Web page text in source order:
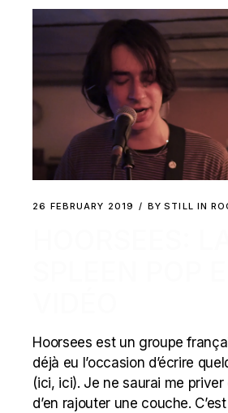
26 FEBRUARY 2019 BY STILL IN
Hoorsees est un groupe
déjà eu l’occasion d’écrire
(ici, ici). Je ne saurai me priver
d’en rajouter une couche.